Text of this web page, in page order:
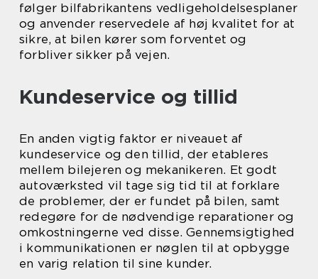
følger bilfabrikantens vedligeholdelsesplaner
og anvender reservedele af høj kvalitet for at
sikre, at bilen kører som forventet og
forbliver sikker på vejen.
Kundeservice og tillid
En anden vigtig faktor er niveauet af
kundeservice og den tillid, der etableres
mellem bilejeren og mekanikeren. Et godt
autoværksted vil tage sig tid til at forklare
de problemer, der er fundet på bilen, samt
redegøre for de nødvendige reparationer og
omkostningerne ved disse. Gennemsigtighed
i kommunikationen er nøglen til at opbygge
en varig relation til sine kunder.